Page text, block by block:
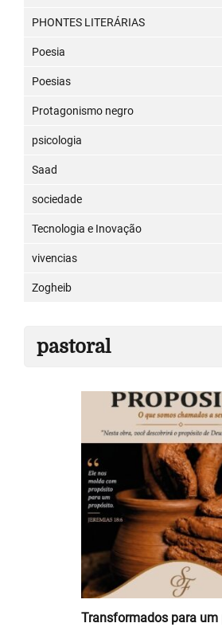
PHONTES LITERÁRIAS
Poesia
Poesias
Protagonismo negro
psicologia
Saad
sociedade
Tecnologia e Inovação
vivencias
Zogheib
pastoral
Transformados para um